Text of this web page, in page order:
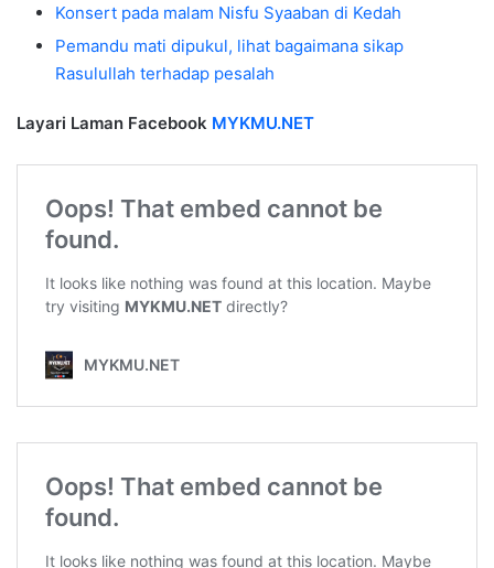
Konsert pada malam Nisfu Syaaban di Kedah
Pemandu mati dipukul, lihat bagaimana sikap
Rasulullah terhadap pesalah
Layari Laman Facebook MYKMU.NET